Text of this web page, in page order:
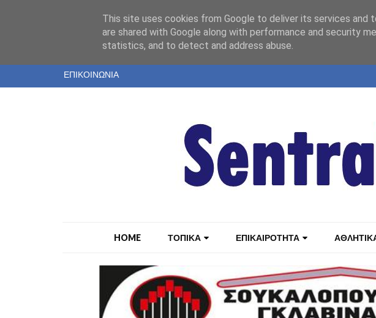
ΤΑΥΤΟΤΗΤΑ
ΕΝΤΥΠΗ ΕΚΔΟΣΗ
ΕΠΙΚΟΙΝΩΝΙΑ
HOME ΤΟΠΙΚΑ ΕΠΙΚΑΙΡΟΤΗΤΑ
This site uses cookies from Google to deliver its services and
are shared with Google along with performance and security
statistics, and to detect and address abuse.